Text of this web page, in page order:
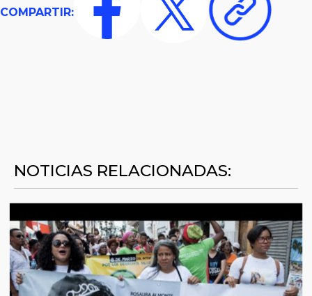
COMPARTIR:
NOTICIAS RELACIONADAS: